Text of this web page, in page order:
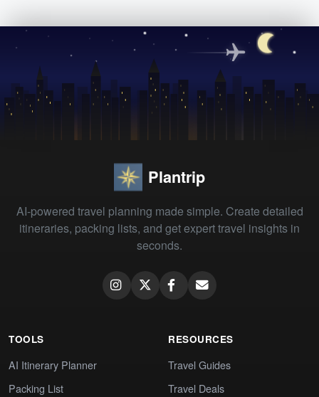
Plantrip
AI-powered travel planning made simple. Create detailed
itineraries, packing lists, and get expert travel insights in
seconds.
TOOLS
AI Itinerary Planner
Packing List
RESOURCES
Travel Guides
Travel Deals